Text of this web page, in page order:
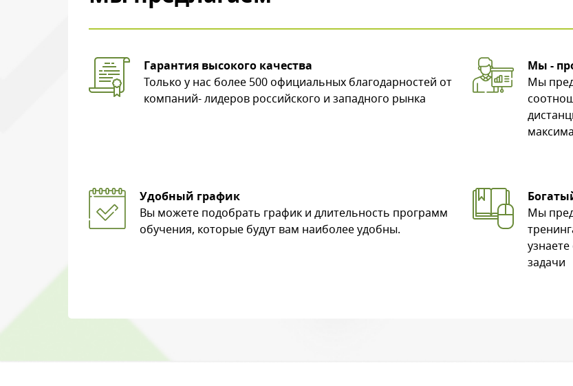
Гарантия высокого качества
Только у нас более 500 официальных благодарностей от
компаний- лидеров российского и западного рынка
Мы -
Мы
Удобный график
Вы можете подобрать график и длительность программ
обучения, которые будут вам наиболее удобны.
Мы
задачи
Введите символы с картинки
Нажимая на кнопку, вы даете согласие на обработку своих персональных данных